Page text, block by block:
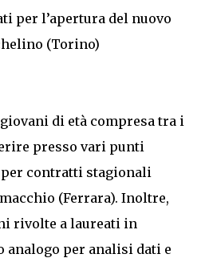
per l’apertura del nuovo
(Torino)
di età compresa tra i
presso vari punti
contratti stagionali
(Ferrara). Inoltre,
rivolte a laureati in
per analisi dati e